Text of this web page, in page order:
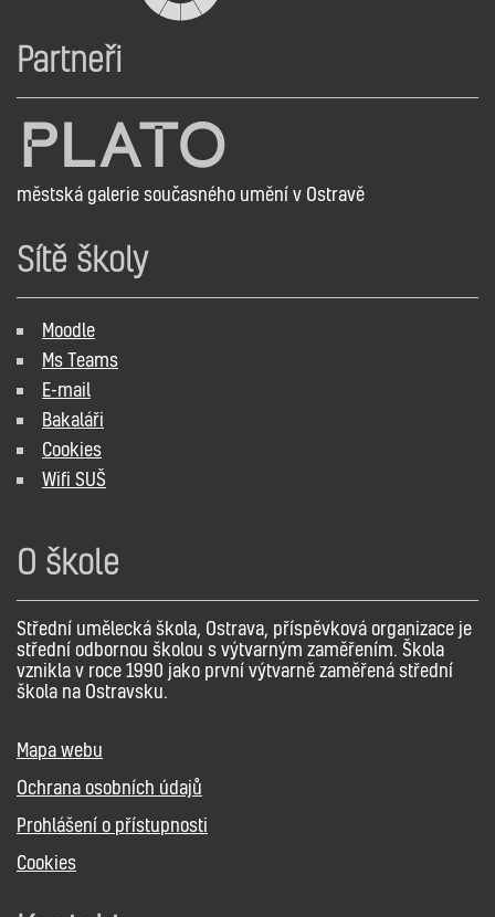
Partneři
městská galerie současného umění v Ostravě
Sítě školy
Moodle
Ms Teams
E-mail
Bakaláři
Cookies
Wifi SUŠ
O škole
Střední umělecká škola, Ostrava, příspěvková organizace je
střední odbornou školou s výtvarným zaměřením. Škola
vznikla v roce 1990 jako první výtvarně zaměřená střední
škola na Ostravsku.
Mapa webu
Ochrana osobních údajů
Prohlášení o přístupnosti
Cookies